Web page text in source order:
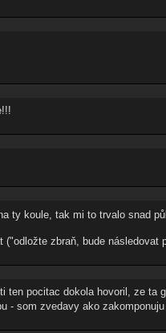
ty koule, tak mi to trvalo snad
zbraň, bude
ten pocitac dokola hovoril, ze ta
- som zvedavy ako